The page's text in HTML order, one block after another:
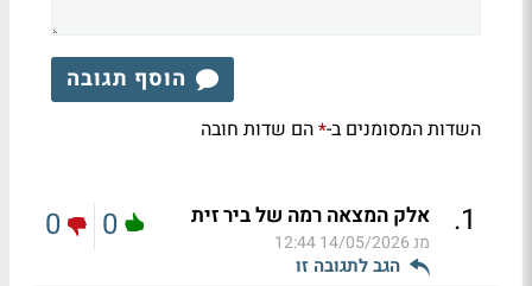
הוסף תגובה
השדות המסומנים ב-*הם שדות חובה
1
. אלק המצאה רמה של ביר זית
מנ14/05/2026 12:44
הגב לתגובה זו
0
0